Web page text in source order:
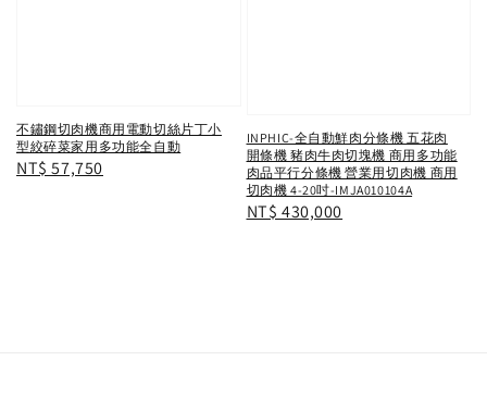
不鏽鋼切肉機商用電動切絲片丁小
型絞碎菜家用多功能全自動
Regular
NT$ 57,750
INPHIC-全自動鮮肉分條機 五花肉
開條機 豬肉牛肉切塊機 商用多功能
肉品平行分條機 營業用切肉機 商用
切肉機 4-20吋-IMJA010104A
Regular
NT$ 430,000